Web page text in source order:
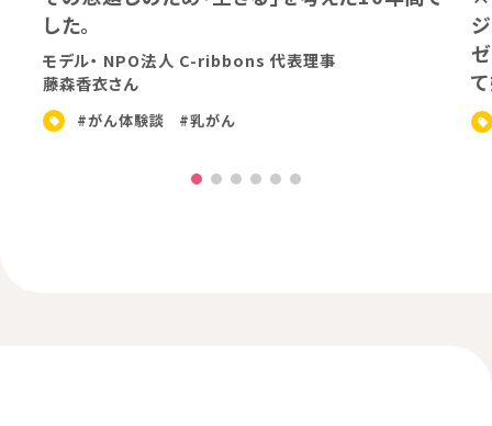
した。
モデル・ NPO法人 C-ribbons 代表理事
藤森香衣さん
#がん体験談 #乳がん